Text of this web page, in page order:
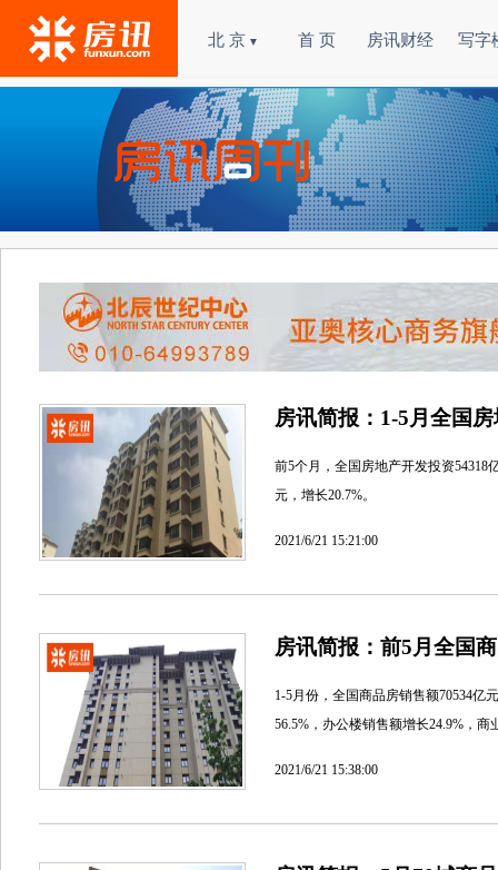
北 京 ▼ 首 页 房讯财经 写字
房讯简报：1-5月全国
前5个月，全国房地产开发投资54318
元，增长20.7%。
2021/6/21 15:21:00
房讯简报：前5月全国
1-5月份，全国商品房销售额70534亿
56.5%，办公楼销售额增长24.9%，商
2021/6/21 15:38:00